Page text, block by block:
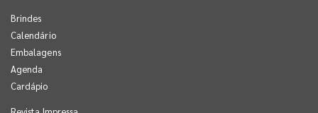
Brindes
Calendário
Embalagens
Agenda
Cardápio